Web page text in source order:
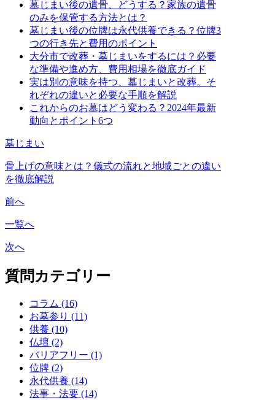
墓じまい後の遺骨、どうする？家族の遺骨
のみを保管する方法とは？
墓じまい後の位牌は永代供養できる？位牌3
つの行き先と費用のポイント
大分市で改葬・墓じまいをするには？必要
な準備や進め方、費用相場を徹底ガイド
実は別の意味を持つ、墓じまいと改葬。そ
れぞれの違いと必要な手順を解説
これからのお墓はどう変わる？2024年最新
動向とポイント6つ
墓じまい
骨上げの意味とは？儀式の流れと地域ごとの違い
を徹底解説
前へ
一覧へ
次へ
質問カテゴリー
コラム (16)
お墓参り (11)
供養 (10)
仏壇 (2)
バリアフリー (1)
位牌 (2)
永代供養 (14)
法事・法要 (14)